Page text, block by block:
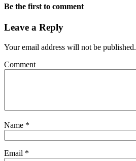
Be the first to comment
Leave a Reply
Your email address will not be published.
Comment
Name *
Email *